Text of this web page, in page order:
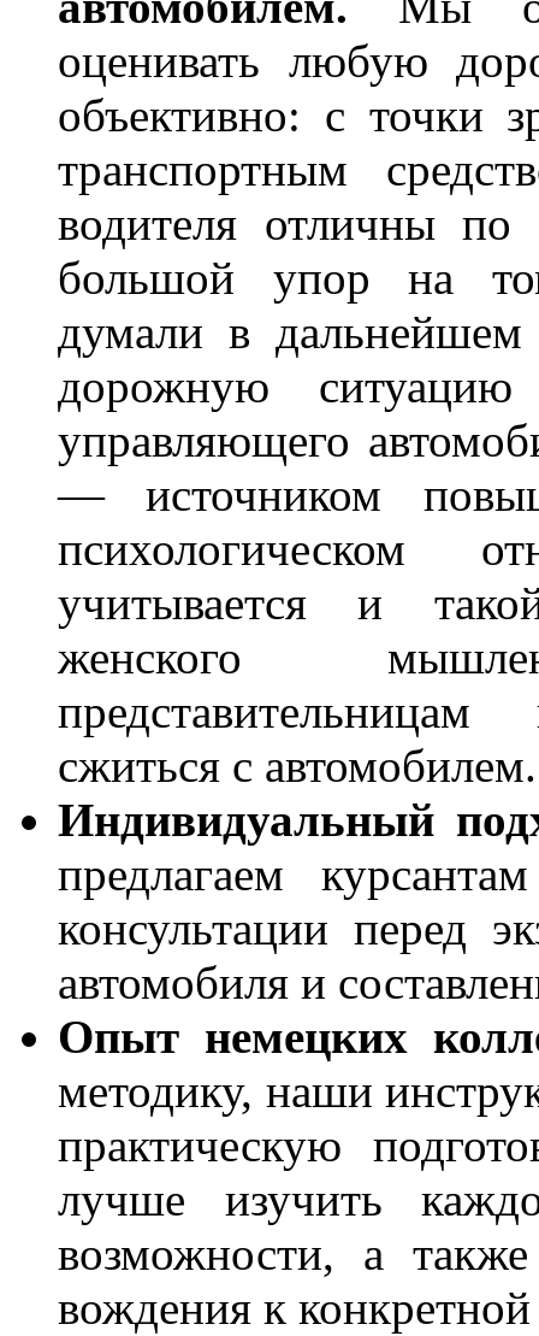
оценивать любую
объективно: с точки
транспортным
водителя отличны по
большой упор на
думали в дальнейшем
дорожную
управляющего
— источником
психологическом
учитывается и
женского
сжиться с автомобилем.
Индивидуальный
предлагаем
консультации перед
автомобиля и
Опыт немецких
методику, наши
практическую
лучше изучить
возможности, а
вождения к